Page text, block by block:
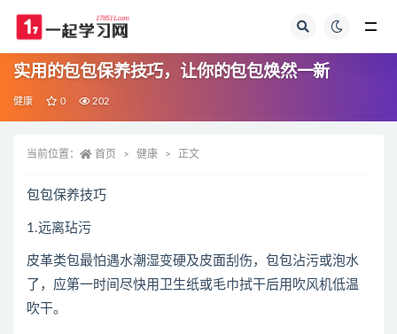
实用的包包保养技巧，让你的包包焕然一新
健康 0 202
当前位置： 首页 健康 正文
包包保养技巧
1.远离玷污
皮革类包最怕遇水潮湿变硬及皮面刮伤，包包沾污或泡水
了，应第一时间尽快用卫生纸或毛巾拭干后用吹风机低温
吹干。